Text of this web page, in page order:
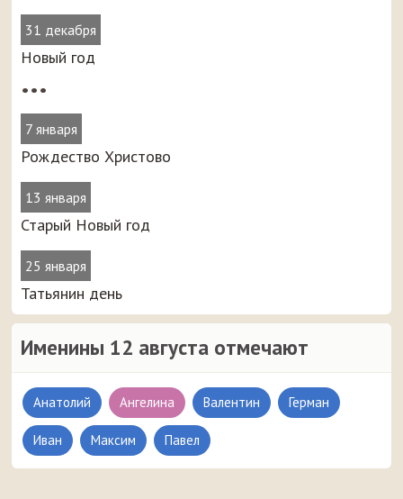
31 декабря
Новый год
•••
7 января
Рождество Христово
13 января
Старый Новый год
25 января
Татьянин день
Именины 12 августа отмечают
Анатолий Ангелина Валентин Герман
Иван Максим Павел